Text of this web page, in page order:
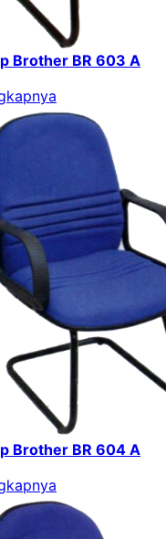
Brother BR 603 A
Brother BR 604 A